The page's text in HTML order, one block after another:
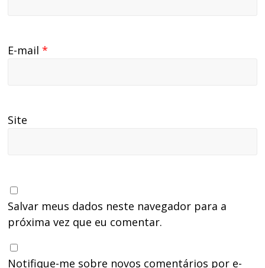
E-mail*
Site
Salvar meus dados neste navegador para a
próxima vez que eu comentar.
Notifique-me sobre novos comentários por e-